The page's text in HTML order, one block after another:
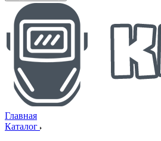
Главная
Каталог